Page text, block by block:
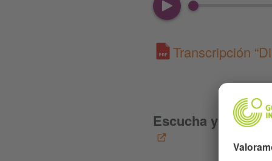
Transcripción
Escucha y